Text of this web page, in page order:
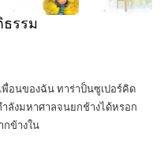
รรม
พื่อนของฉัน ทาร่าป็นซูเปอร์คิด
ลังมหาศาลจนยกช้างได้หรอก
กข้างใน